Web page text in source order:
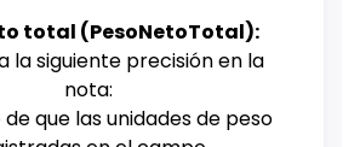
total (PesoNetoTotal):
la siguiente precisión en la
nota:
de que las unidades de peso